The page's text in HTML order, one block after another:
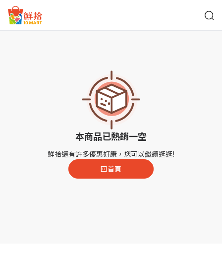
鮮拾
本商品已熱銷一空
鮮拾還有許多優惠好康，您可以繼續逛逛!
回首頁